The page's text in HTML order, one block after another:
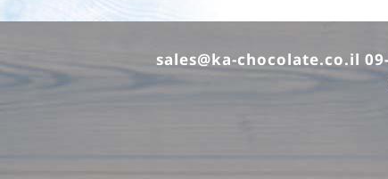
sales@ka-chocolate.co.il